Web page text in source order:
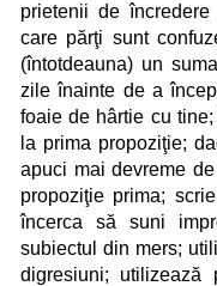
prietenii de
care părţi sunt
(întotdeauna) un
zile înainte de a
foaie de hârtie cu
la prima propoziţie;
apuci mai devreme
propoziţie prima;
încerca să suni
subiectul din mers;
digresiuni;